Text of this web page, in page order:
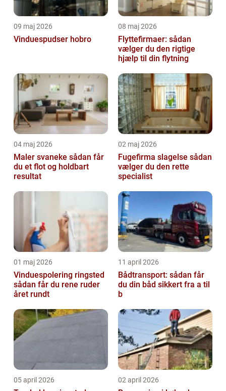
09 maj 2026
Vinduespudser hobro
08 maj 2026
Flyttefirmaer: sådan
vælger du den rigtige
hjælp til din flytning
04 maj 2026
Maler svaneke sådan får
du et flot og holdbart
resultat
02 maj 2026
Fugefirma slagelse sådan
vælger du den rette
specialist
01 maj 2026
Vinduespolering ringsted
sådan får du rene ruder
året rundt
11 april 2026
Bådtransport: sådan får
du din båd sikkert fra a til
b
05 april 2026 02 april 2026